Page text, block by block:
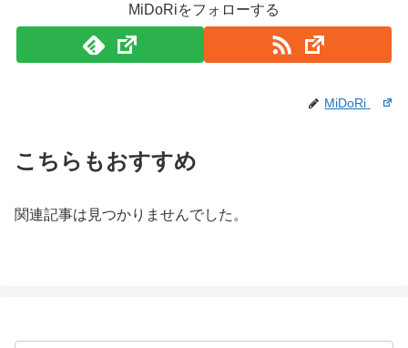
MiDoRiをフォローする
MiDoRi
こちらもおすすめ
関連記事は見つかりませんでした。